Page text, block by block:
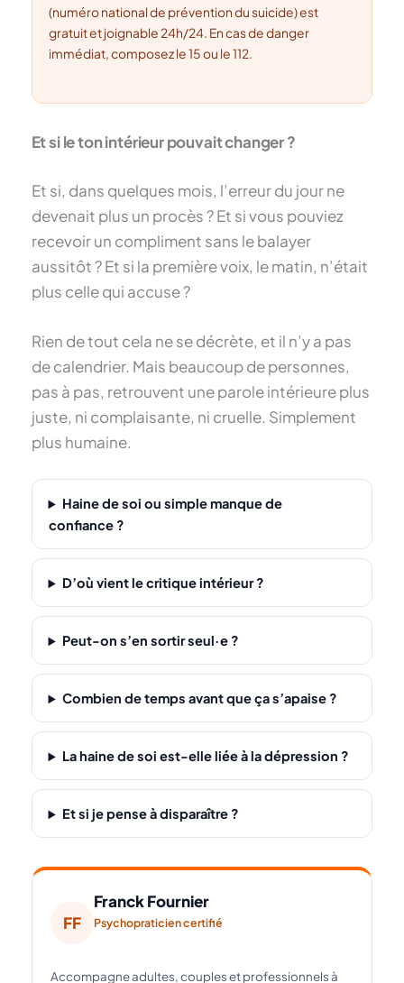
(numéro national de prévention du suicide) est
gratuit et joignable 24h/24. En cas de danger
immédiat, composez le 15 ou le 112.
Et si le ton intérieur pouvait changer ?
Et si, dans quelques mois, l’erreur du jour ne
devenait plus un procès ? Et si vous pouviez
recevoir un compliment sans le balayer
aussitôt ? Et si la première voix, le matin, n’était
plus celle qui accuse ?
Rien de tout cela ne se décrète, et il n’y a pas
de calendrier. Mais beaucoup de personnes,
pas à pas, retrouvent une parole intérieure plus
juste, ni complaisante, ni cruelle. Simplement
plus humaine.
Haine de soi ou simple manque de
confiance ?
D’où vient le critique intérieur ?
Peut-on s’en sortir seul·e ?
Combien de temps avant que ça s’apaise ?
La haine de soi est-elle liée à la dépression ?
Et si je pense à disparaître ?
FF
Franck Fournier
Psychopraticien certifié
Accompagne adultes, couples et professionnels à